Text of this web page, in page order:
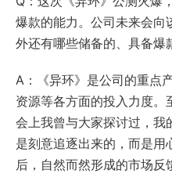
爆款的能力。公司未来会向
外还有哪些储备的、具备爆
A：《异环》是公司的重点
资源等各方面的投入力度。
会上我曾与大家探讨过，我
是刻意追逐出来的，而是用
后，自然而然形成的市场